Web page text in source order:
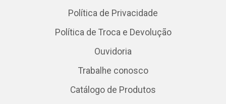
Política de Privacidade
Política de Troca e Devolução
Ouvidoria
Trabalhe conosco
Catálogo de Produtos